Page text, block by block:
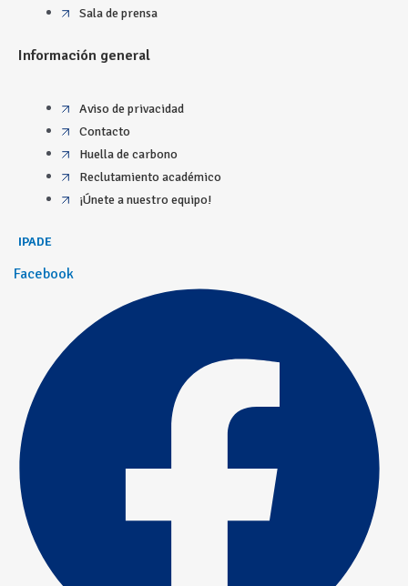
Sala de prensa
Información general
Aviso de privacidad
Contacto
Huella de carbono
Reclutamiento académico
¡Únete a nuestro equipo!
IPADE
Facebook